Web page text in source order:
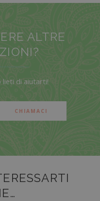
ALTRE
lieti di aiutarti!
CHIAMACI